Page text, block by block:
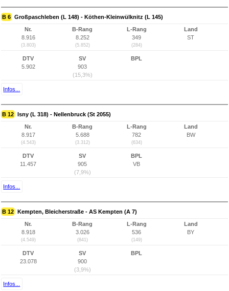
B 6 Großpaschleben (L 148) - Köthen-Kleinwülknitz (L 145)
Nr.
8.916
(3.803)
B-Rang
8.252
(5.852)
L-Rang
349
(284)
Land
ST
DTV
5.902
SV
903
(15,3%)
BPL
Infos...
B 12 Isny (L 318) - Nellenbruck (St 2055)
Nr.
8.917
(4.543)
B-Rang
5.688
(3.312)
L-Rang
782
(634)
Land
BW
DTV
11.457
SV
905
(7,9%)
BPL
VB
Infos...
B 12 Kempten, Bleicherstraße - AS Kempten (A 7)
Nr.
8.918
(4.549)
B-Rang
3.026
(841)
L-Rang
536
(149)
Land
BY
DTV
23.078
SV
900
(3,9%)
BPL
Infos...